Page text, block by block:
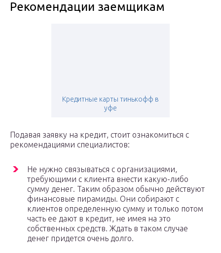
Рекомендации заемщикам
Кредитные карты тинькофф в
уфе
Подавая заявку на кредит, стоит ознакомиться с
рекомендациями специалистов:
Не нужно связываться с организациями,
требующими с клиента внести какую-либо
сумму денег. Таким образом обычно действуют
финансовые пирамиды. Они собирают с
клиентов определенную сумму и только потом
часть ее дают в кредит, не имея на это
собственных средств. Ждать в таком случае
денег придется очень долго.